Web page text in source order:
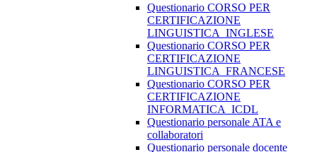
Questionario CORSO PER
CERTIFICAZIONE
LINGUISTICA_INGLESE
Questionario CORSO PER
CERTIFICAZIONE
LINGUISTICA_FRANCESE
Questionario CORSO PER
CERTIFICAZIONE
INFORMATICA_ICDL
Questionario personale ATA e
collaboratori
Questionario personale docente